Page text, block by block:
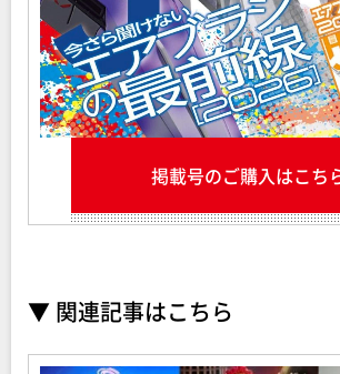
掲載号のご購入はこち
▼ 関連記事はこちら